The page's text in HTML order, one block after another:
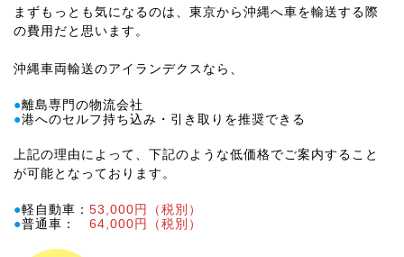
まずもっとも気になるのは、東京から沖縄へ車を輸送する際
の費用だと思います。
沖縄車両輸送のアイランデクスなら、
●離島専門の物流会社
●港へのセルフ持ち込み・引き取りを推奨できる
上記の理由によって、下記のような低価格でご案内すること
が可能となっております。
●軽自動車： 53,000円（税別）
●普通車： 64,000円（税別）